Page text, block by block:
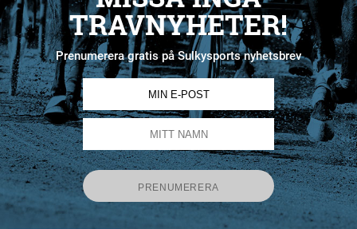
TRAVNYHETER!
Prenumerera gratis på Sulkysports nyhetsbrev